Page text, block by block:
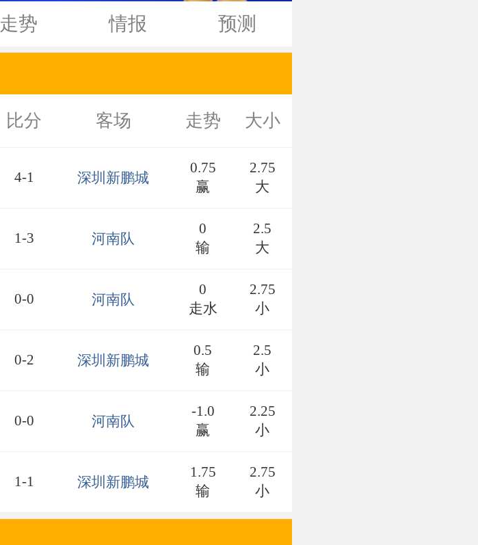
走势 情报 预测
比分 客场 走势 大小
4-1 深圳新鹏城
0.75
赢
2.75
大
1-3 河南队
0
输
2.5
大
0-0 河南队
0
走水
2.75
小
0-2 深圳新鹏城
0.5
输
2.5
小
0-0 河南队
-1.0
赢
2.25
小
1-1 深圳新鹏城
1.75
输
2.75
小